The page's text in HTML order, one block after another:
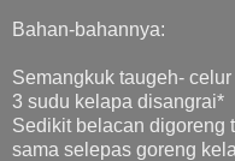
Bahan-bahannya:
Semangkuk taugeh-
3 sudu kelapa disangrai*
Sedikit belacan digoreng
sama selepas goreng